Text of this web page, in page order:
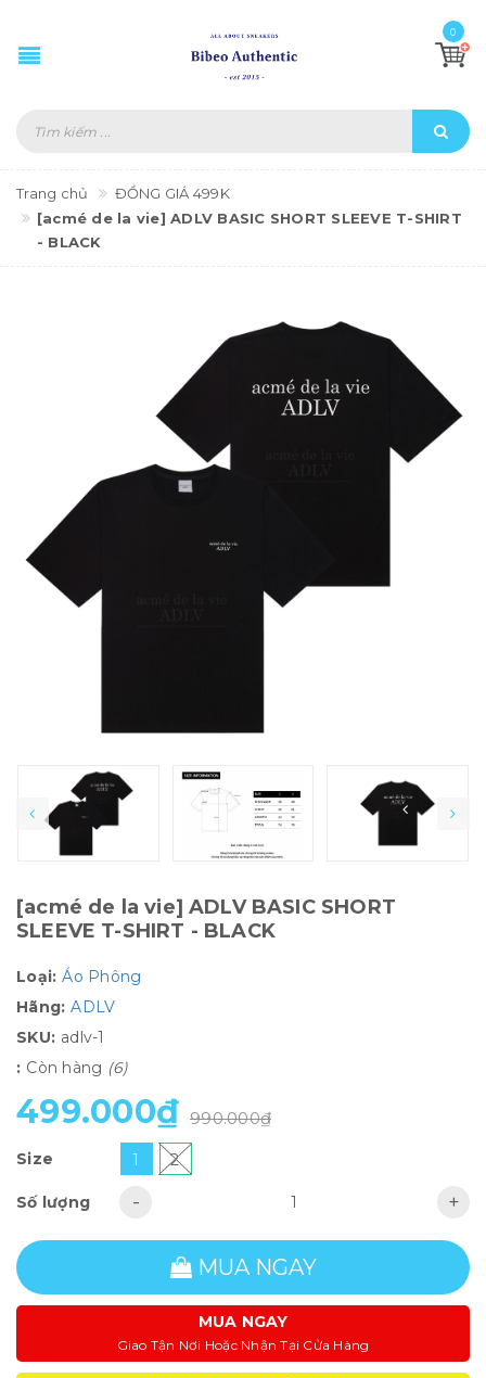
0
Trang chủ
ĐỒNG GIÁ 499K
[acmé de la vie] ADLV BASIC SHORT SLEEVE T-SHIRT
- BLACK
[acmé de la vie] ADLV BASIC SHORT
SLEEVE T-SHIRT - BLACK
Loại: Áo Phông
Hãng: ADLV
SKU: adlv-1
: Còn hàng (6)
499.000₫ 990.000₫
Size 1 2
Số lượng - +
MUA NGAY
MUA NGAY
Giao Tận Nơi Hoặc Nhận Tại Cửa Hàng